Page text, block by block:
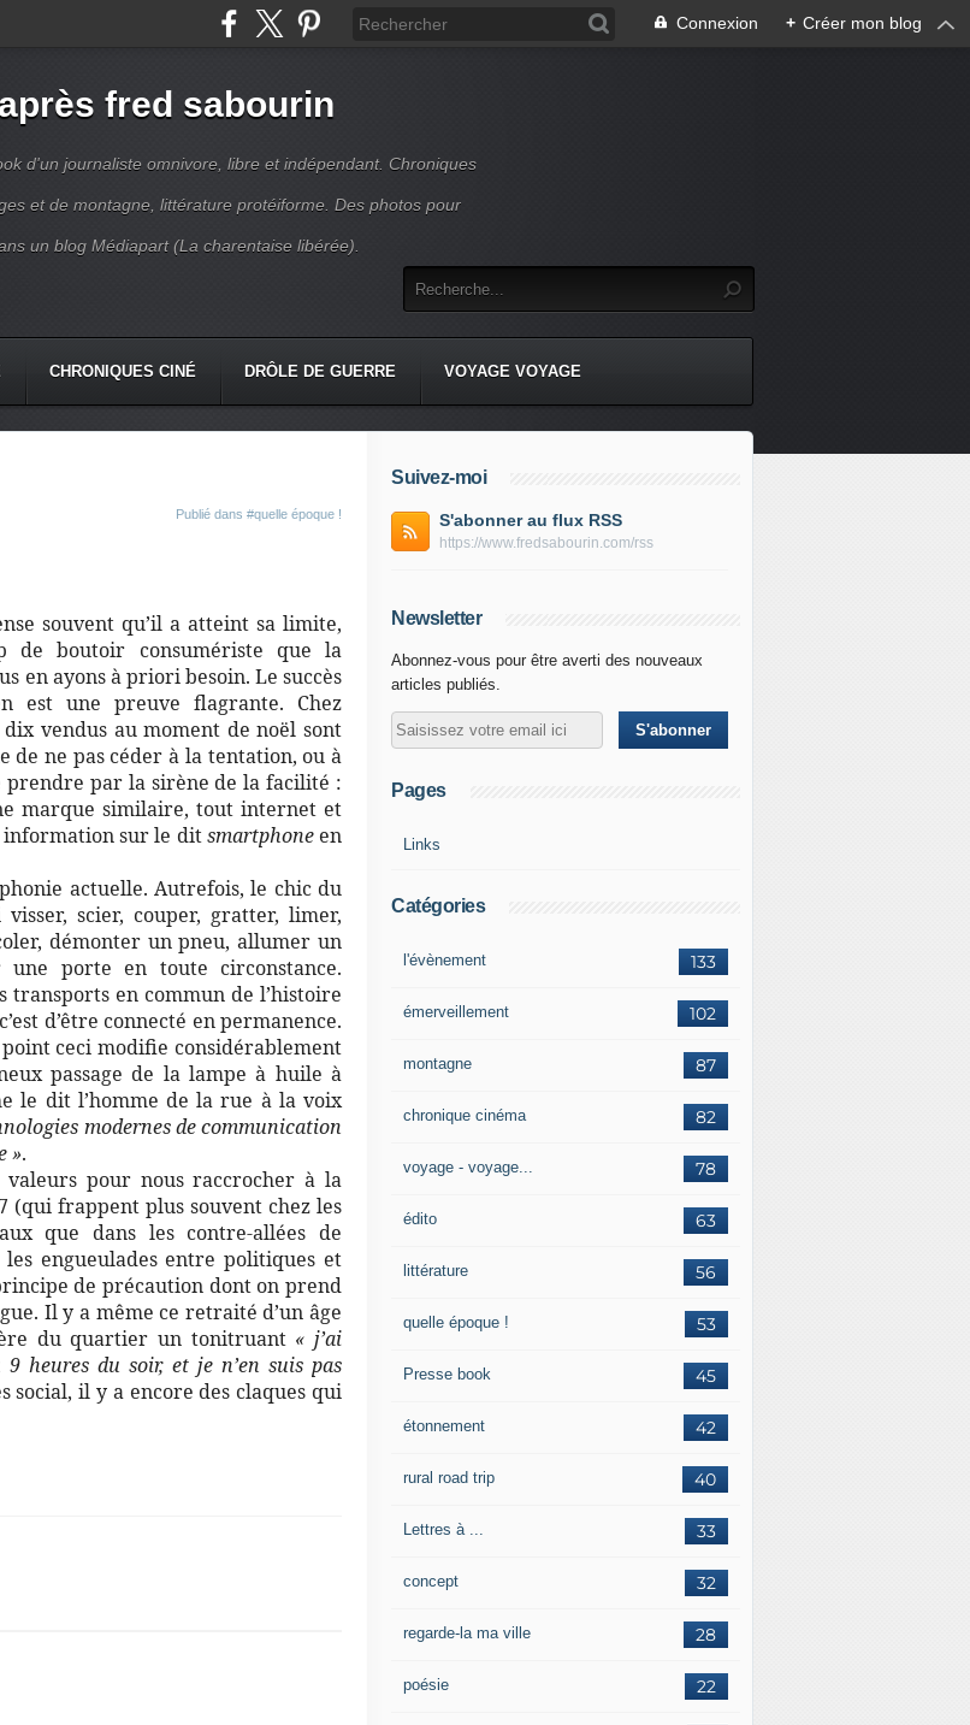
Connexion + Créer mon blog
fred sabourin
d'un journaliste omnivore, libre et indépendant. Chroniques
et de montagne, littérature protéiforme. Des photos pour
un blog Médiapart (La charentaise libérée).
CHRONIQUES CINÉ DRÔLE DE GUERRE VOYAGE VOYAGE
Publié dans #quelle époque !
souvent qu’il a atteint sa limite,
de boutoir consumériste que la
en ayons à priori besoin. Le succès
est une preuve flagrante. Chez
vendus au moment de noël sont
de ne pas céder à la tentation, ou à
prendre par la sirène de la facilité :
marque similaire, tout internet et
information sur le ditsmartphoneen
actuelle. Autrefois, le chic du
scier, couper, gratter, limer,
démonter un pneu, allumer un
porte en toute circonstance.
transports en commun de l’histoire
d’être connecté en permanence.
ceci modifie considérablement
passage de la lampe à huile à
le dit l’homme de la rue à la voix
modernes de communication
».
pour nous raccrocher à la
(qui frappent plus souvent chez les
que dans les contre-allées de
engueulades entre politiques et
de précaution dont on prend
Il y a même ce retraité d’un âge
du quartier un tonitruant « j’ai
heures du soir, et je n’en suis pas
social, il y a encore des claques qui
Suivez-moi
S'abonner au flux RSS
https://www.fredsabourin.com/rss
Newsletter
Abonnez-vous pour être averti des nouveaux
articles publiés.
Pages
Links
Catégories
133
l'évènement
102
émerveillement
87
montagne
82
chronique cinéma
78
voyage - voyage...
63
édito
56
littérature
53
quelle époque !
45
Presse book
42
étonnement
40
rural road trip
33
Lettres à ...
32
concept
28
regarde-la ma ville
22
poésie